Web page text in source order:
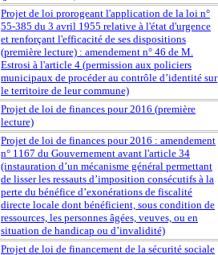
Projet de loi prorogeant l'application de la loi n°
55-385 du 3 avril 1955 relative à l'état d'urgence
et renforçant l'efficacité de ses dispositions
(première lecture) : amendement n° 46 de M.
Estrosi à l'article 4 (permission aux policiers
municipaux de procéder au contrôle d’identité sur
le territoire de leur commune)
Projet de loi de finances pour 2016 (première
lecture)
Projet de loi de finances pour 2016 : amendement
n° 1167 du Gouvernement avant l'article 34
(instauration d’un mécanisme général permettant
de lisser les ressauts d’imposition consécutifs à la
perte du bénéfice d’exonérations de fiscalité
directe locale dont bénéficient, sous condition de
ressources, les personnes âgées, veuves, ou en
situation de handicap ou d’invalidité)
Projet de loi de financement de la sécurité sociale